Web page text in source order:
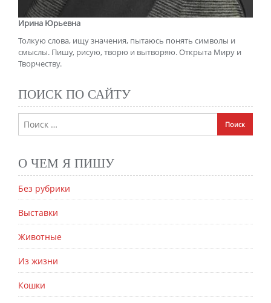
Ирина Юрьевна
Толкую слова, ищу значения, пытаюсь понять символы и
смыслы. Пишу, рисую, творю и вытворяю. Открыта Миру и
Творчеству.
ПОИСК ПО САЙТУ
О ЧЕМ Я ПИШУ
Без рубрики
Выставки
Животные
Из жизни
Кошки